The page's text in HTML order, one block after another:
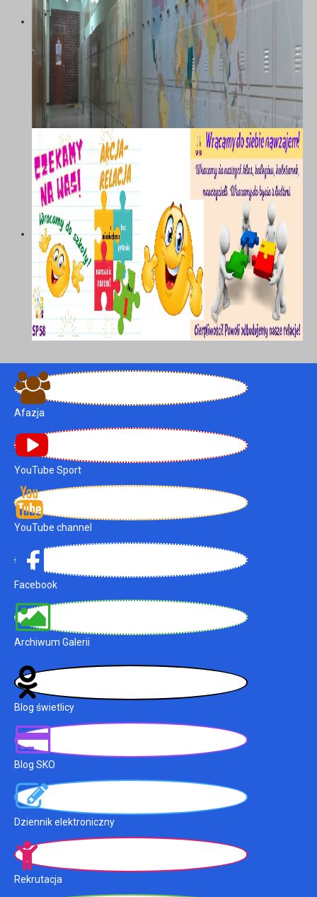
Afazja
YouTube Sport
YouTube channel
Facebook
Archiwum Galerii
Blog świetlicy
Blog SKO
Dziennik elektroniczny
Rekrutacja